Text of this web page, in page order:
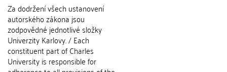
Za dodržení všech ustanovení
autorského zákona jsou
zodpovědné jednotlivé složky
Univerzity Karlovy. / Each
constituent part of Charles
University is responsible for